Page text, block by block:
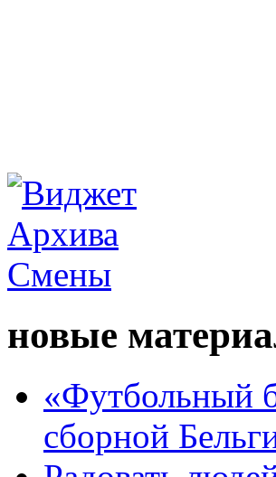
новые
«Футбольный
сборной